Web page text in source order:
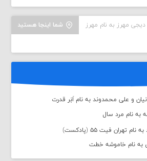
شما اینجا هستید مهرز به نام مهرز
و علی محمدوند به نام اَبَر قدرت
به نام مرد سال
تهران فیت ۵۵ (پادکست)
به نام خاموشه خطت